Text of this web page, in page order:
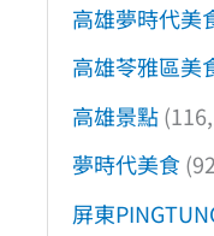
高雄夢時代美
高雄苓雅區美
高雄景點
夢時代美食
屏東